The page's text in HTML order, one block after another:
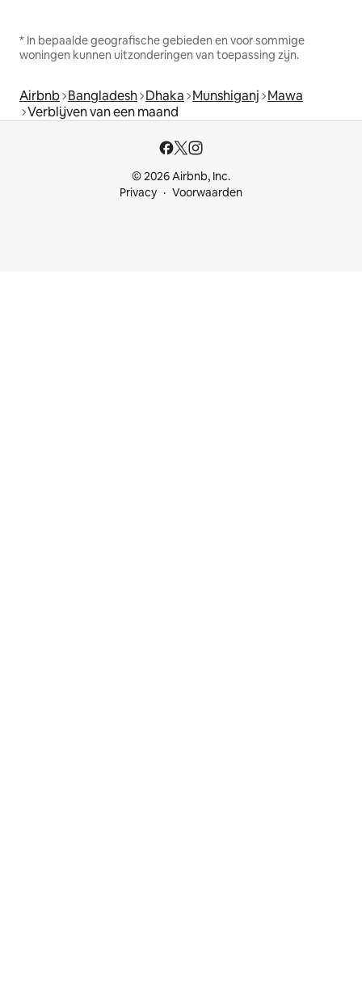
* In bepaalde geografische gebieden en voor sommige
woningen kunnen uitzonderingen van toepassing zijn.
Airbnb Bangladesh Dhaka Munshiganj Mawa
Verblijven van een maand
© 2026 Airbnb, Inc.
Privacy
Voorwaarden